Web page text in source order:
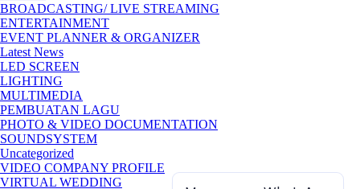
BROADCASTING/ LIVE STREAMING
ENTERTAINMENT
EVENT PLANNER & ORGANIZER
Latest News
LED SCREEN
LIGHTING
MULTIMEDIA
PEMBUATAN LAGU
PHOTO & VIDEO DOCUMENTATION
SOUNDSYSTEM
Uncategorized
VIDEO COMPANY PROFILE
VIRTUAL WEDDING